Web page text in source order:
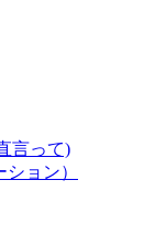
言って)
ョン）